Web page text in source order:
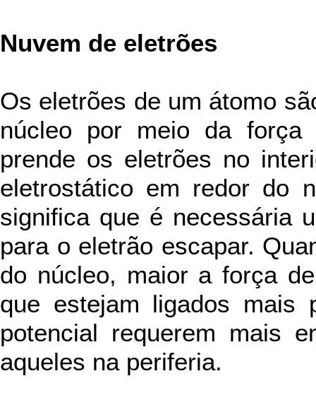
Nuvem de eletrões
Os eletrões de um átomo
núcleo por meio da força
prende os eletrões no
eletrostático em redor do
significa que é necessária
para o eletrão escapar.
do núcleo, maior a força
que estejam ligados
potencial requerem mais
aqueles na periferia.